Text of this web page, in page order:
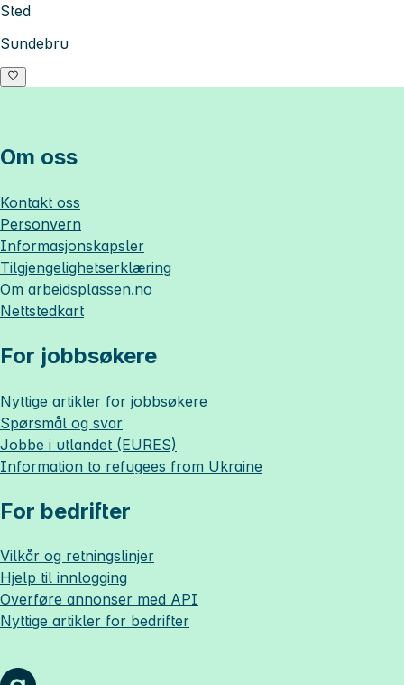
Sted
Sundebru
Om oss
Kontakt oss
Personvern
Informasjonskapsler
Tilgjengelighetserklæring
Om arbeidsplassen.no
Nettstedkart
For jobbsøkere
Nyttige artikler for jobbsøkere
Spørsmål og svar
Jobbe i utlandet (EURES)
Information to refugees from Ukraine
For bedrifter
Vilkår og retningslinjer
Hjelp til innlogging
Overføre annonser med API
Nyttige artikler for bedrifter